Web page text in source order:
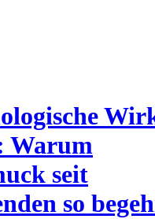
Warum
seit
so